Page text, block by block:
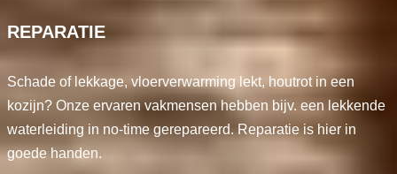
REPARATIE
Schade of lekkage, vloerverwarming lekt, houtrot in een
kozijn? Onze ervaren vakmensen hebben bijv. een lekkende
waterleiding in no-time gerepareerd. Reparatie is hier in
goede handen.